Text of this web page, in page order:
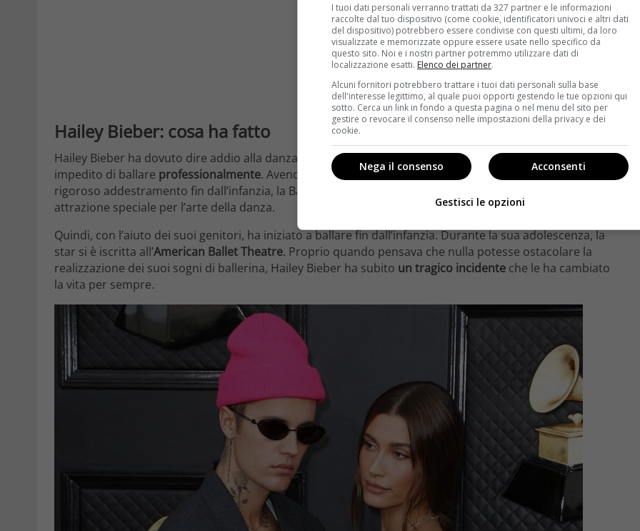
Hailey Bieber: cosa ha fatto
Hailey Bieber ha dovuto dire addio alla danza in giovane età, a causa di un tragico infortunio, che le ha
impedito di ballare professionalmente. Avendo frequentato prestigiose scuole di ballo e ricevuto un
rigoroso addestramento fin dall’infanzia, la Baldwin, nata nel novembre 1996, ha sempre avuto questa
attrazione speciale per l’arte della danza.
Quindi, con l’aiuto dei suoi genitori, ha iniziato a ballare fin dall’infanzia. Durante la sua adolescenza, la
star si è iscritta all’American Ballet Theatre. Proprio quando pensava che nulla potesse ostacolare la
realizzazione dei suoi sogni di ballerina, Hailey Bieber ha subito un tragico incidente che le ha cambiato
la vita per sempre.
I tuoi dati personali verranno trattati da 327 partner e le informazioni
raccolte dal tuo dispositivo (come cookie, identificatori univoci e altri dati
del dispositivo) potrebbero essere condivise con questi ultimi, da loro
visualizzate e memorizzate oppure essere usate nello specifico da
questo sito. Noi e i nostri partner potremmo utilizzare dati di
localizzazione esatti. Elenco dei partner.
Alcuni fornitori potrebbero trattare i tuoi dati personali sulla base
dell'interesse legittimo, al quale puoi opporti gestendo le tue opzioni qui
sotto. Cerca un link in fondo a questa pagina o nel menu del sito per
gestire o revocare il consenso nelle impostazioni della privacy e dei
cookie.
Acconsenti
Nega il consenso
Gestisci le opzioni